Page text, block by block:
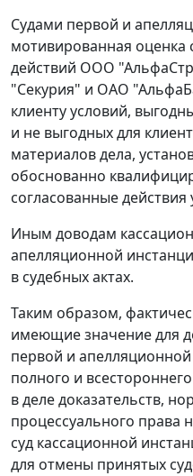
Судами первой и
мотивированная
действий ООО
"Секурия" и ОАО
клиенту условий,
и не выгодных для
материалов дела,
обоснованно
согласованные действия
Иным доводам
апелляционной
в судебных актах.
Таким образом,
имеющие значение для
первой и
полного и
в деле доказательств,
процессуального права
суд кассационной
для отмены принятых